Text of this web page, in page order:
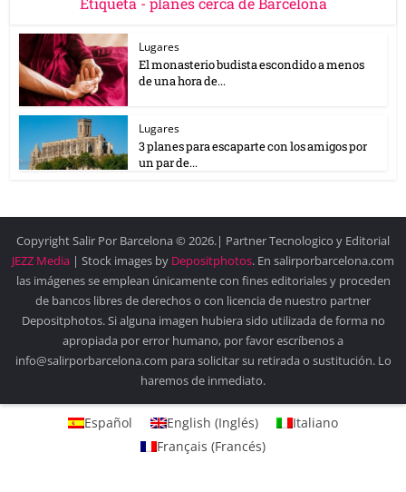
Lugares
El monasterio budista escondido a menos
de una hora de...
Lugares
3 planes para escaparte con los amigos por
un par de...
Copyright Salir Por Barcelona © 2026.| Partner Tecnologico y Editorial
JEZZ Media | Stock images by Depositphotos. En salirporbarcelona.com
las imágenes se emplean únicamente con fines editoriales y proceden
de bancos libres de derechos o con licencia de nuestro partner
Depositphotos. Si alguna imagen hubiera sido utilizada de forma no
apropiada por error humano, por favor escríbenos a
info@salirporbarcelona.com para solicitar su retirada o sustitución. Lo
haremos de inmediato.
Español English (Inglés)
Italiano
Français (Francés)